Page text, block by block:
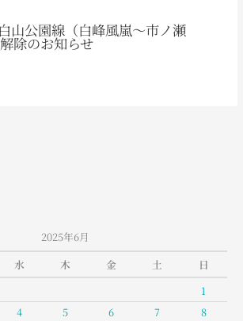
山公園線（白峰風嵐～市ノ瀬
除のお知らせ
2025年6月
水 木 金 土
日
1
4 5 6 7
8